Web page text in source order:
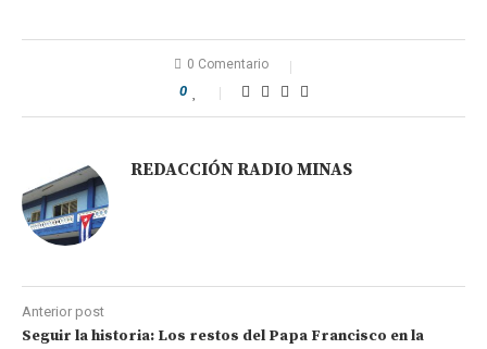
0 Comentario
0
REDACCIÓN RADIO MINAS
Anterior post
Seguir la historia: Los restos del Papa Francisco en la